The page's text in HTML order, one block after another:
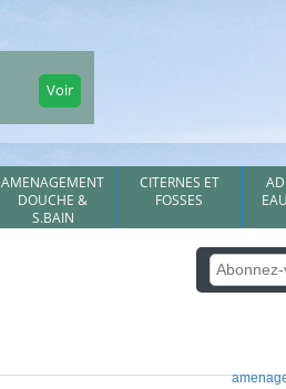
AMENAGEMENT
DOUCHE &
S.BAIN
CITERNES ET
FOSSES